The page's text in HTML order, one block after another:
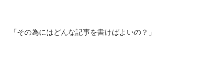
「その為にはどんな記事を書けばよいの？」